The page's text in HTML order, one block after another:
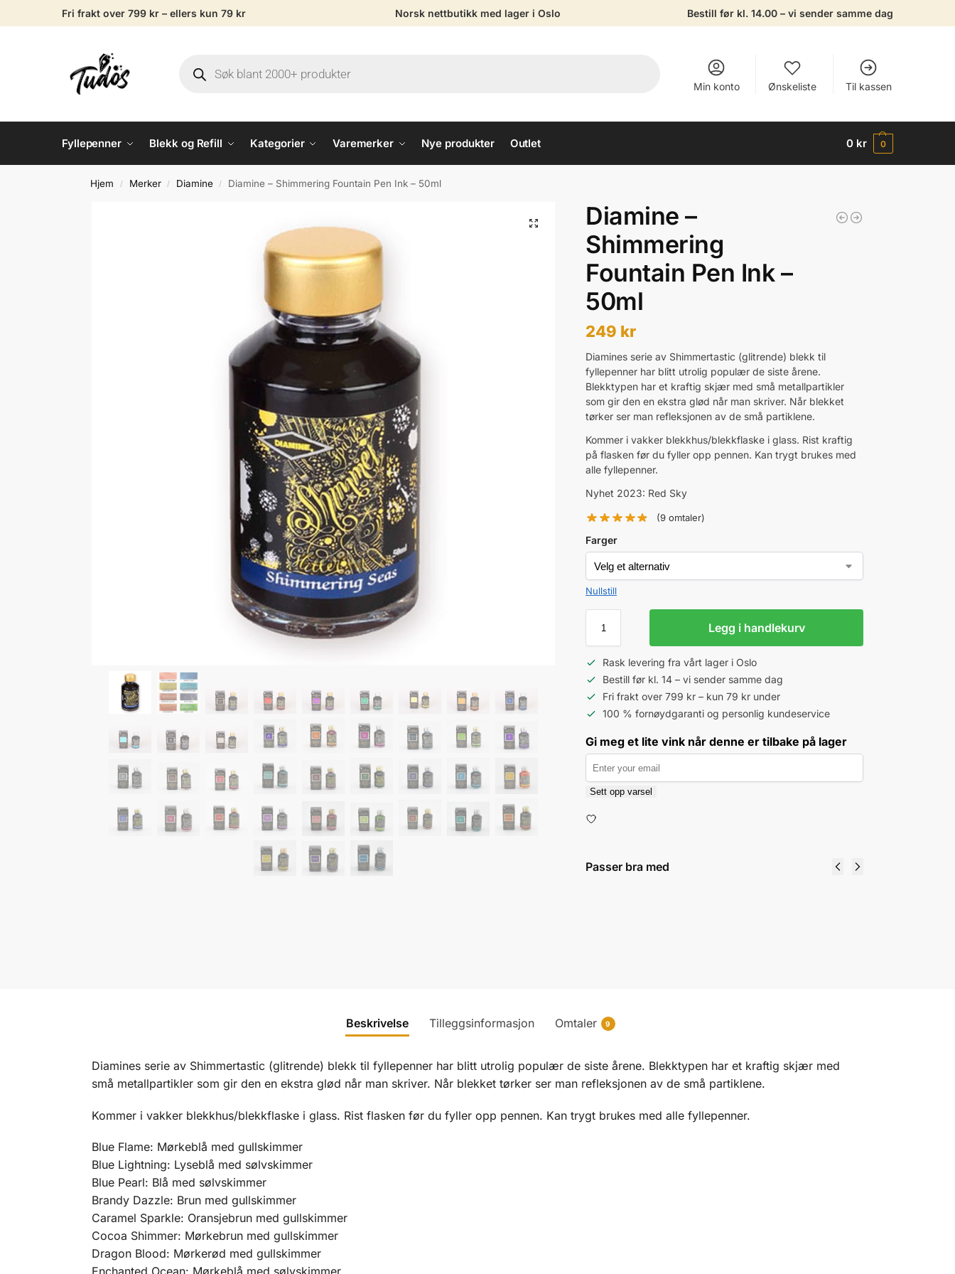
Fri frakt over 799 kr – ellers kun 79 kr Norsk nettbutikk med lager i Oslo Bestill før kl. 14.00 – vi sender samme dag
Min konto Ønskeliste Til kassen
Fyllepenner Blekk og Refill Kategorier Varemerker Nye produkter Outlet 0 kr 0
Hjem / Merker / Diamine / Diamine – Shimmering Fountain Pen Ink – 50ml
Diamine –
Shimmering
Fountain Pen Ink –
50ml
249 kr
Diamines serie av Shimmertastic (glitrende) blekk til
fyllepenner har blitt utrolig populær de siste årene.
Blekktypen har et kraftig skjær med små metallpartikler
som gir den en ekstra glød når man skriver. Når blekket
tørker ser man refleksjonen av de små partiklene.
Kommer i vakker blekkhus/blekkflaske i glass. Rist kraftig
på flasken før du fyller opp pennen. Kan trygt brukes med
alle fyllepenner.
Nyhet 2023: Red Sky
(9omtaler)
Farger
Nullstill
Legg i handlekurv
Rask levering fra vårt lager i Oslo
Bestill før kl. 14 – vi sender samme dag
Fri frakt over 799 kr – kun 79 kr under
100 % fornøydgaranti og personlig kundeservice
Gi meg et lite vink når denne er tilbake på lager
Sett opp varsel
Passer bra med
Beskrivelse Tilleggsinformasjon Omtaler 9
Diamines serie av Shimmertastic (glitrende) blekk til fyllepenner har blitt utrolig populær de siste årene. Blekktypen har et kraftig skjær med
små metallpartikler som gir den en ekstra glød når man skriver. Når blekket tørker ser man refleksjonen av de små partiklene.
Kommer i vakker blekkhus/blekkflaske i glass. Rist flasken før du fyller opp pennen. Kan trygt brukes med alle fyllepenner.
Blue Flame: Mørkeblå med gullskimmer
Blue Lightning: Lyseblå med sølvskimmer
Blue Pearl: Blå med sølvskimmer
Brandy Dazzle: Brun med gullskimmer
Caramel Sparkle: Oransjebrun med gullskimmer
Cocoa Shimmer: Mørkebrun med gullskimmer
Dragon Blood: Mørkerød med gullskimmer
Enchanted Ocean: Mørkeblå med sølvskimmer